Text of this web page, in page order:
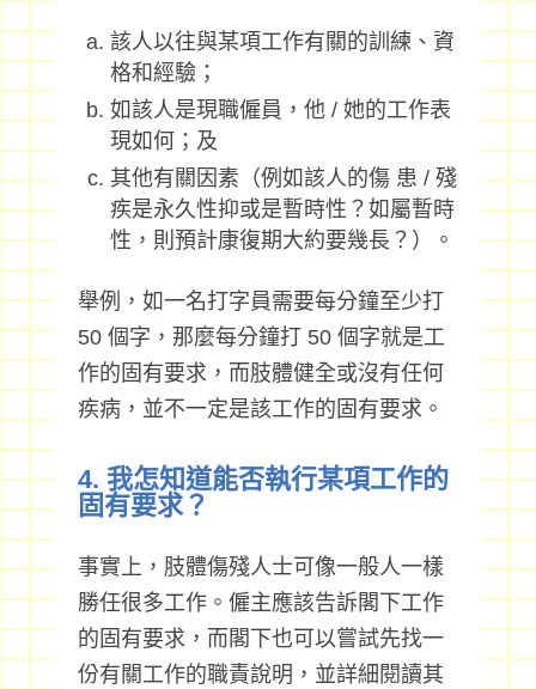
該人以往與某項工作有關的訓練、資
格和經驗；
如該人是現職僱員，他 / 她的工作表
現如何；及
其他有關因素（例如該人的傷 患 / 殘
疾是永久性抑或是暫時性？如屬暫時
性，則預計康復期大約要幾長？）。
舉例，如一名打字員需要每分鐘至少打
50 個字，那麼每分鐘打 50 個字就是工
作的固有要求，而肢體健全或沒有任何
疾病，並不一定是該工作的固有要求。
4. 我怎知道能否執行某項工作的
固有要求？
事實上，肢體傷殘人士可像一般人一樣
勝任很多工作。僱主應該告訴閣下工作
的固有要求，而閣下也可以嘗試先找一
份有關工作的職責說明，並詳細閱讀其